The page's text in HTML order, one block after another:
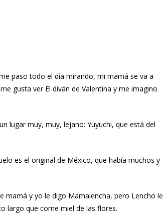
paso todo el día mirando, mi mamá se va a
gusta ver El diván de Valentina y me imagino
lugar muy, muy, lejano: Yuyuchi, que está del
es el original de México, que había muchos y
mamá y yo le digo Mamalencha, pero Lencho le
largo que come miel de las flores.